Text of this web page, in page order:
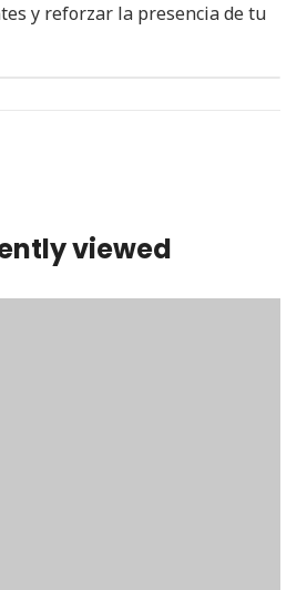
y reforzar la presencia de tu
viewed